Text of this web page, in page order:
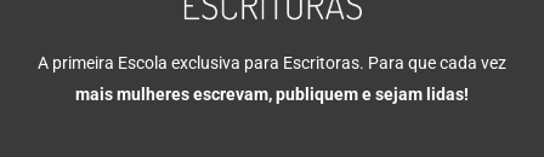
A primeira Escola exclusiva para Escritoras. Para que cada vez
mais mulheres escrevam, publiquem e sejam lidas!